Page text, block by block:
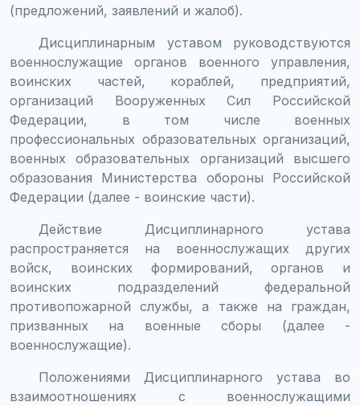
(предложений, заявлений и жалоб).
Дисциплинарным уставом руководствуются
военнослужащие органов военного управления,
воинских частей, кораблей, предприятий,
организаций Вооруженных Сил Российской
Федерации, в том числе военных
профессиональных образовательных организаций,
военных образовательных организаций высшего
образования Министерства обороны Российской
Федерации (далее - воинские части).
Действие Дисциплинарного устава
распространяется на военнослужащих других
войск, воинских формирований, органов и
воинских подразделений федеральной
противопожарной службы, а также на граждан,
призванных на военные сборы (далее -
военнослужащие).
Положениями Дисциплинарного устава во
взаимоотношениях с военнослужащими